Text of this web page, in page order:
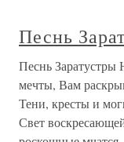
Песнь
Песнь Заратустры
мечты, Вам
Тени, кресты и
Свет